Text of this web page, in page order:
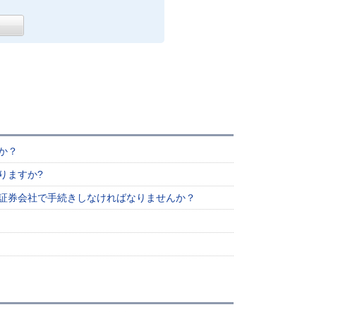
？
ますか?
券会社で手続きしなければなりませんか？